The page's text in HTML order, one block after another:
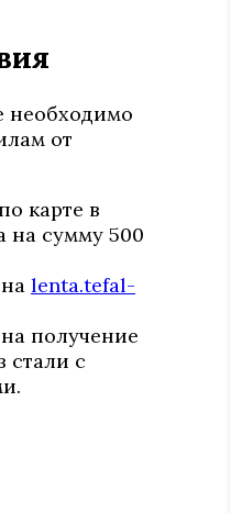
необходимо
от
карте в
на сумму 500
lenta.tefal-
получение
стали с